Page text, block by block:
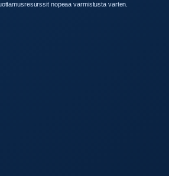
nopeaa varmistusta varten.